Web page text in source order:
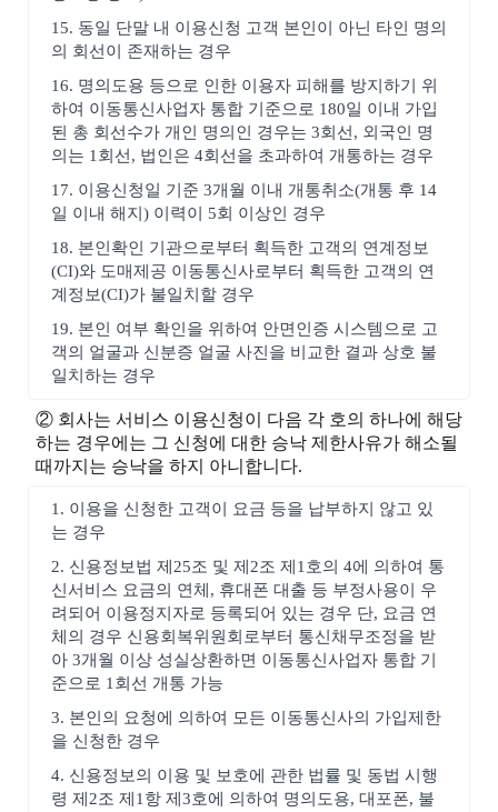
15. 동일 단말 내 이용신청 고객 본인이 아닌 타인 명의
의 회선이 존재하는 경우
16. 명의도용 등으로 인한 이용자 피해를 방지하기 위
하여 이동통신사업자 통합 기준으로 180일 이내 가입
된 총 회선수가 개인 명의인 경우는 3회선, 외국인 명
의는 1회선, 법인은 4회선을 초과하여 개통하는 경우
17. 이용신청일 기준 3개월 이내 개통취소(개통 후 14
일 이내 해지) 이력이 5회 이상인 경우
18. 본인확인 기관으로부터 획득한 고객의 연계정보
(CI)와 도매제공 이동통신사로부터 획득한 고객의 연
계정보(CI)가 불일치할 경우
19. 본인 여부 확인을 위하여 안면인증 시스템으로 고
객의 얼굴과 신분증 얼굴 사진을 비교한 결과 상호 불
일치하는 경우
② 회사는 서비스 이용신청이 다음 각 호의 하나에 해당
하는 경우에는 그 신청에 대한 승낙 제한사유가 해소될
때까지는 승낙을 하지 아니합니다.
1. 이용을 신청한 고객이 요금 등을 납부하지 않고 있
는 경우
2. 신용정보법 제25조 및 제2조 제1호의 4에 의하여 통
신서비스 요금의 연체, 휴대폰 대출 등 부정사용이 우
려되어 이용정지자로 등록되어 있는 경우 단, 요금 연
체의 경우 신용회복위원회로부터 통신채무조정을 받
아 3개월 이상 성실상환하면 이동통신사업자 통합 기
준으로 1회선 개통 가능
3. 본인의 요청에 의하여 모든 이동통신사의 가입제한
을 신청한 경우
4. 신용정보의 이용 및 보호에 관한 법률 및 동법 시행
령 제2조 제1항 제3호에 의하여 명의도용, 대포폰, 불